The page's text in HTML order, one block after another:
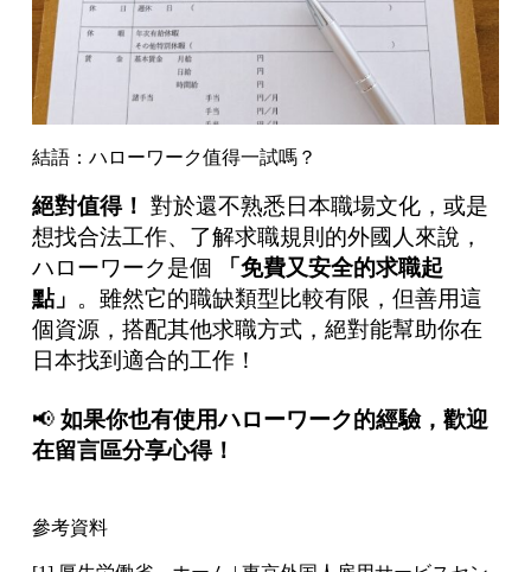
結語：ハローワーク值得一試嗎？
絕對值得！ 對於還不熟悉日本職場文化，或是
想找合法工作、了解求職規則的外國人來說，
ハローワーク是個
「免費又安全的求職起
點」 。雖然它的職缺類型比較有限，但善用這
個資源，搭配其他求職方式，絕對能幫助你在
日本找到適合的工作！
📢 如果你也有使用ハローワーク的經驗，歡迎
在留言區分享心得！
參考資料